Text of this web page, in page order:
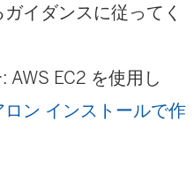
イダンスに従ってく
AWS EC2 を使用し
ン インストールで作